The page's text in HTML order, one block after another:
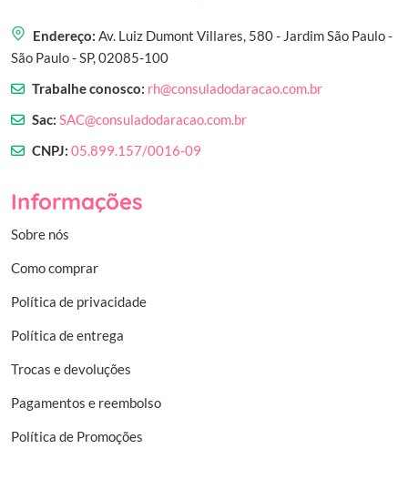
Endereço: Av. Luiz Dumont Villares, 580 - Jardim São Paulo -
São Paulo - SP, 02085-100
Trabalhe conosco: rh@consuladodaracao.com.br
Sac: SAC@consuladodaracao.com.br
CNPJ: 05.899.157/0016-09
Informações
Sobre nós
Como comprar
Política de privacidade
Política de entrega
Trocas e devoluções
Pagamentos e reembolso
Política de Promoções